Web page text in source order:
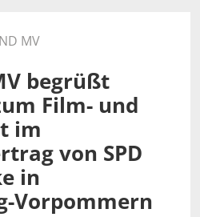
MV
begrüßt
Film- und
im
von SPD
in
Vorpommern